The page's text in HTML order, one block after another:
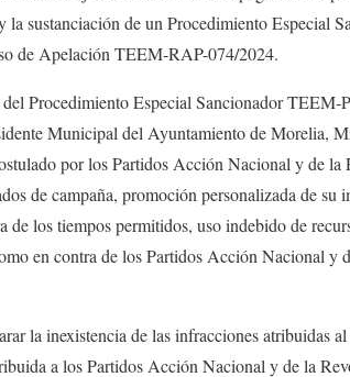
sustanciación de un Procedimiento Especial
de Apelación TEEM-RAP-074/2024.
Procedimiento Especial Sancionador TEEM-
Municipal del Ayuntamiento de Morelia,
por los Partidos Acción Nacional y de la
de campaña, promoción personalizada de su
de los tiempos permitidos, uso indebido de
en contra de los Partidos Acción Nacional y
la inexistencia de las infracciones atribuidas
a los Partidos Acción Nacional y de la